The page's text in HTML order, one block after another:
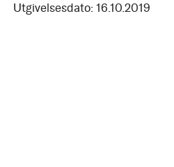
Utgivelsesdato: 16.10.2019